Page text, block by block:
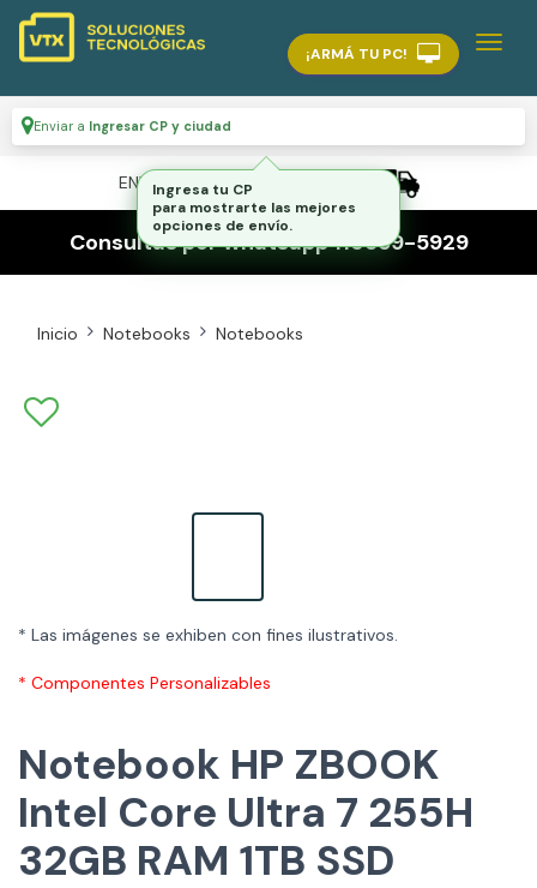
¡ARMÁ TU PC!
Enviar a Ingresar CP y ciudad
ENVÍO GRATIS A TODO EL PAÍS
Consultas por whatsapp 116559-5929
Inicio Notebooks Notebooks
* Las imágenes se exhiben con fines ilustrativos.
* Componentes Personalizables
Notebook HP ZBOOK
Intel Core Ultra 7 255H
32GB RAM 1TB SSD